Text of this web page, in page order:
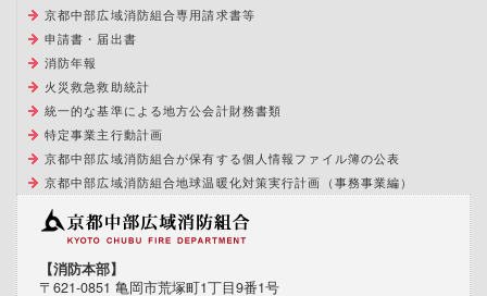
京都中部広域消防組合専用請求書等
申請書・届出書
消防年報
火災救急救助統計
統一的な基準による地方公会計財務書類
特定事業主行動計画
京都中部広域消防組合が保有する個人情報ファイル簿の公表
京都中部広域消防組合地球温暖化対策実行計画（事務事業編）
【消防本部】
〒621-0851 亀岡市荒塚町1丁目9番1号